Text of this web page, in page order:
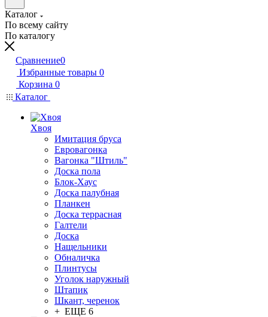
Каталог
По всему сайту
По каталогу
Сравнение0
Избранные товары 0
Корзина 0
Каталог
Хвоя
Имитация бруса
Евровагонка
Вагонка "Штиль"
Доска пола
Блок-Хаус
Доска палубная
Планкен
Доска террасная
Галтели
Доска
Нащельники
Обналичка
Плинтусы
Уголок наружный
Штапик
Шкант, черенок
+ ЕЩЕ 6